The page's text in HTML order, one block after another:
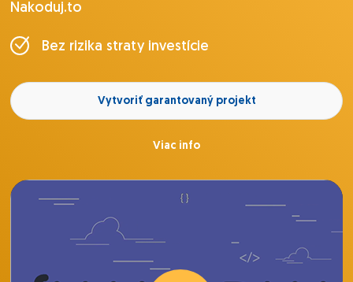
Nakoduj.to
Bez rizika straty investície
Vytvoriť garantovaný projekt
Viac info